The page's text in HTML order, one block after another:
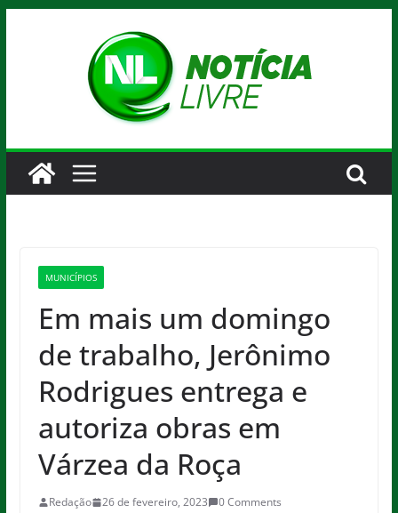
MUNICÍPIOS
Em mais um domingo
de trabalho, Jerônimo
Rodrigues entrega e
autoriza obras em
Várzea da Roça
Redação 26 de fevereiro, 2023 0 Comments